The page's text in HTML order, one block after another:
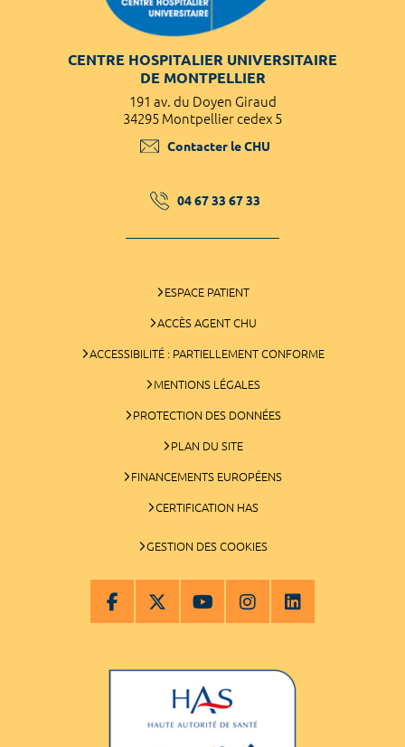
CENTRE HOSPITALIER UNIVERSITAIRE
DE MONTPELLIER
191 av. du Doyen Giraud
34295 Montpellier cedex 5
Contacter le CHU
04 67 33 67 33
ESPACE PATIENT
ACCÈS AGENT CHU
ACCESSIBILITÉ : PARTIELLEMENT CONFORME
MENTIONS LÉGALES
PROTECTION DES DONNÉES
PLAN DU SITE
FINANCEMENTS EUROPÉENS
CERTIFICATION HAS
GESTION DES COOKIES